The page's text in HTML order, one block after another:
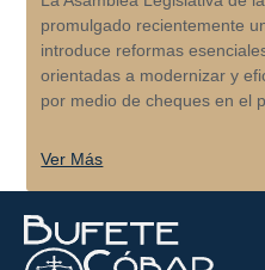
promulgado recientemente
introduce reformas
orientadas a modernizar y
por medio de cheques en el
Ver Más